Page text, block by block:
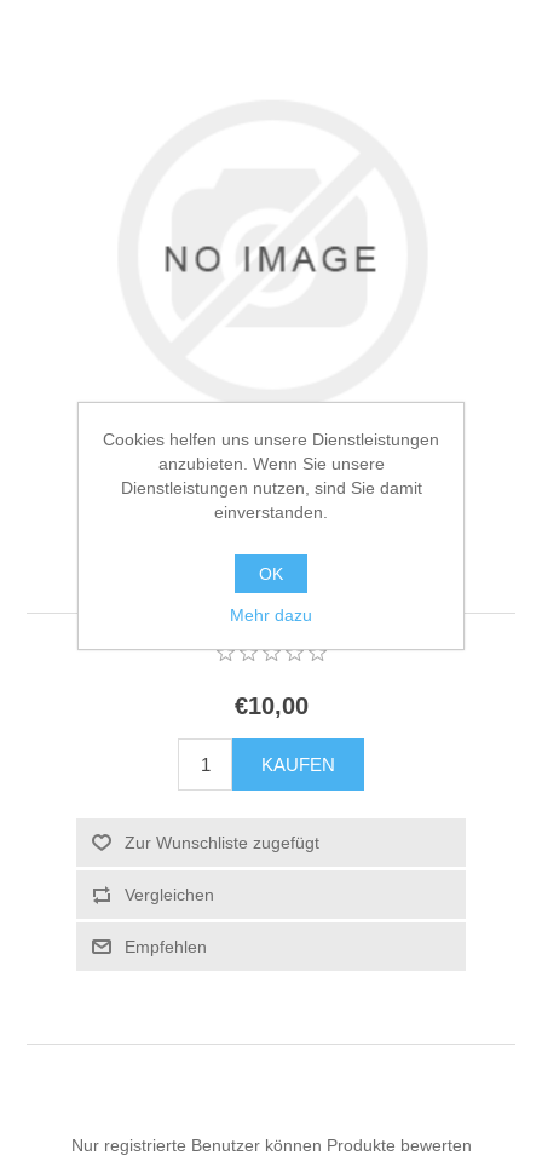
Test
€10,00
KAUFEN
Zur Wunschliste zugefügt
Vergleichen
Empfehlen
Nur registrierte Benutzer können Produkte bewerten
Cookies helfen uns unsere Dienstleistungen
anzubieten. Wenn Sie unsere
Dienstleistungen nutzen, sind Sie damit
einverstanden.
OK
Mehr dazu